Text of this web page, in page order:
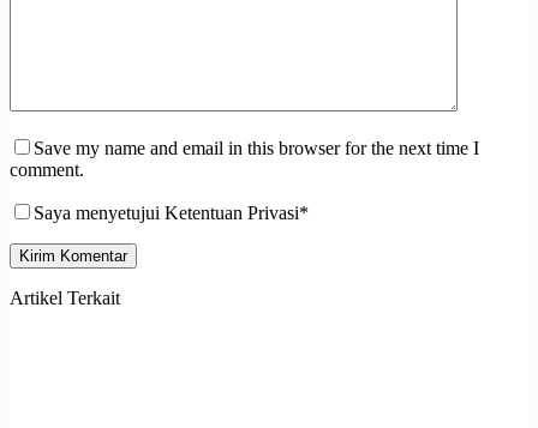
Save my name and email in this browser for the next time I
comment.
Saya menyetujui Ketentuan Privasi*
Kirim Komentar
Artikel Terkait